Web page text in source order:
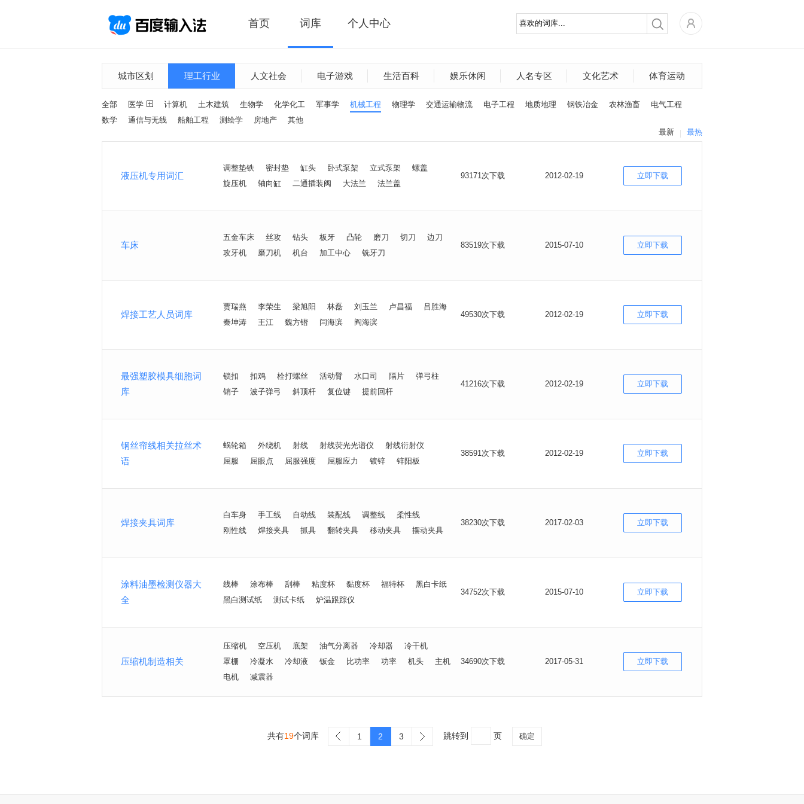
首页 词库 个人中心
城市区划 理工行业 人文社会 电子游戏 生活百科 娱乐休闲 人名专区 文化艺术 体育运动
全部 医学 计算机 土木建筑 生物学 化学化工 军事学 机械工程 物理学 交通运输物流 电子工程 地质地理 钢铁冶金 农林渔畜
电气工程
数学
通信与无线 船舶工程 测绘学 房地产
其他
最热
最新
液压机专用词汇
调整垫铁 密封垫 缸头 卧式泵架 立式泵架
螺盖
旋压机
轴向缸 二通插装阀 大法兰 法兰盖
93171次下载 2012-02-19 立即下载
车床
五金车床 丝攻 钻头 板牙 凸轮 磨刀 切刀
边刀
攻牙机
磨刀机 机台 加工中心 铣牙刀
83519次下载 2015-07-10 立即下载
焊接工艺人员词库
贾瑞燕 李荣生 梁旭阳 林磊 刘玉兰 卢昌福
吕胜海
秦坤涛
王江 魏方锴 闫海滨 阎海滨
49530次下载 2012-02-19 立即下载
最强塑胶模具细胞词
库
锁扣 扣鸡 栓打螺丝 活动臂 水口司 隔片
弹弓柱
销子
波子弹弓 斜顶杆 复位键 提前回杆
41216次下载 2012-02-19 立即下载
钢丝帘线相关拉丝术
语
蜗轮箱 外绕机 射线 射线荧光光谱仪
射线衍射仪
屈服
屈眼点 屈服强度 屈服应力 镀锌 锌阳板
38591次下载 2012-02-19 立即下载
焊接夹具词库
白车身 手工线 自动线 装配线 调整线
柔性线
刚性线
焊接夹具 抓具 翻转夹具 移动夹具 摆动夹具
38230次下载 2017-02-03 立即下载
涂料油墨检测仪器大
全
线棒 涂布棒 刮棒 粘度杯 黏度杯 福特杯
黑白卡纸
黑白测试纸
测试卡纸 炉温跟踪仪
34752次下载 2015-07-10 立即下载
压缩机制造相关
压缩机 空压机 底架 油气分离器 冷却器
冷干机
罩棚
冷凝水 冷却液 钣金 比功率 功率 机头
主机
电机
减震器
34690次下载 2017-05-31 立即下载
共有19个词库 1 2 3 跳转到 页 确定